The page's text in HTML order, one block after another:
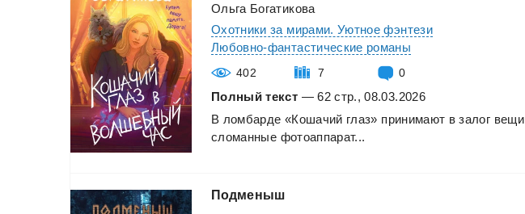
Ольга Богатикова
Охотники за мирами. Уютное фэнтези
Любовно-фантастические романы
402 7 0
Полный текст — 62 стр., 08.03.2026
В ломбарде «Кошачий глаз» принимают в залог вещи
сломанные фотоаппарат...
Подменыш